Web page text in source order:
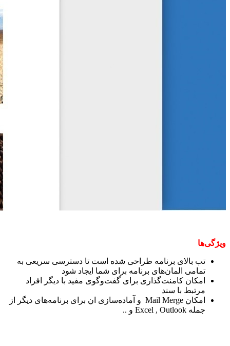
ویژگی‌ها
تب بالای برنامه طراحی شده است تا دسترسی سریعی به
تمامی المان‌های برنامه برای شما ایجاد شود
امکان کامنت‌گذاری برای گفت‌و‌گوی مفید با دیگر افراد
مرتبط با سند
امکان Mail Merge و آماده‌سازی ان برای برنامه‌های دیگر از
جمله Excel , Outlook و ..